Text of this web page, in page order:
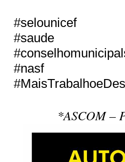
#selounicef
#saude
#nasf
*ASCOM –